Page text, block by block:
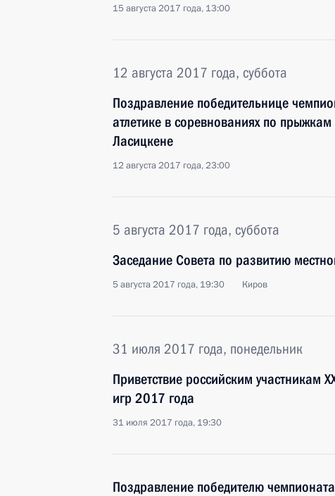
15 августа 2017 года, 13:00
12 августа 2017 года, суббота
Поздравление победительнице
атлетике в соревнованиях по
Ласицкене
12 августа 2017 года, 23:00
5 августа 2017 года, суббота
Заседание Совета по развитию
5 августа 2017 года, 19:30 Киров
31 июля 2017 года, понедельник
Приветствие российским участникам
игр 2017 года
31 июля 2017 года, 19:30
Поздравление победителю